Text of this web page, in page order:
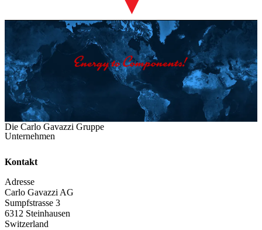
Die Carlo Gavazzi Gruppe
Unternehmen
Kontakt
Adresse
Carlo Gavazzi AG
Sumpfstrasse 3
6312 Steinhausen
Switzerland